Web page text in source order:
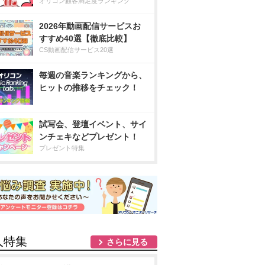
2026年動画配信サービスお
すすめ40選【徹底比較】
CS動画配信サービス20選
毎週の音楽ランキングから、
ヒットの推移をチェック！
試写会、登壇イベント、サイ
ンチェキなどプレゼント！
プレゼント特集
特集 さらに見る